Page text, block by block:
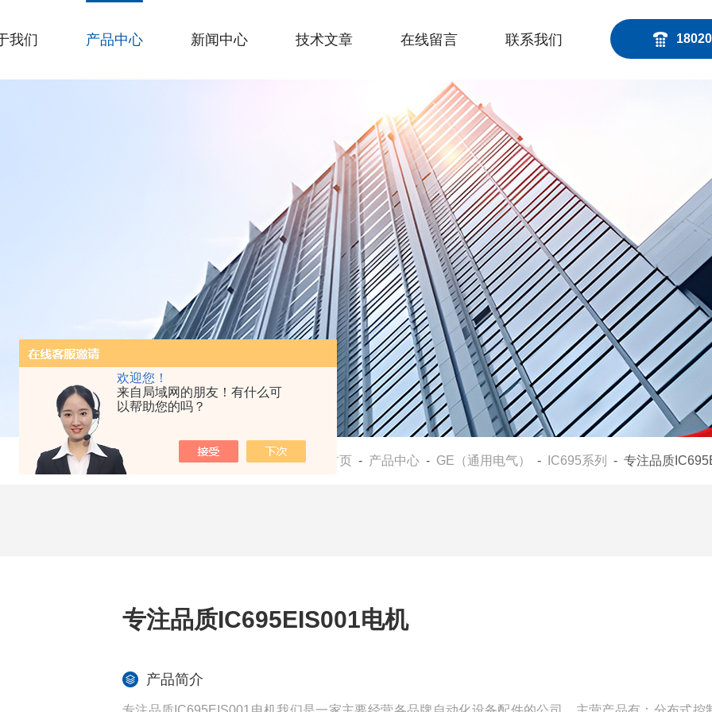
欢迎您！
来自局域网的朋友！有什么可
以帮助您的吗？
我们 产品中心 新闻中心 技术文章 在线留言 联系我们
当前位置： 首页 - 产品中心 - GE（通用电气） - IC695系列 - 专注品质
专注品质IC695EIS001电机
产品简介